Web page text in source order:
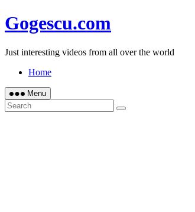
Skip
to
Gogescu.com
Just interesting videos from all over the world
Home
Menu